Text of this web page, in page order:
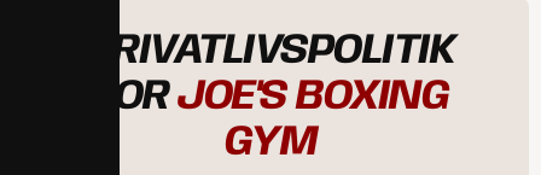
PRIVATLIVSPOLITIK
FORJOE'S BOXING
GYM